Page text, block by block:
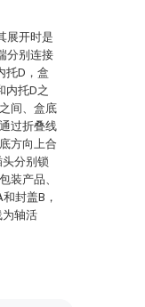
展开时是
分别连接
托D，盒
内托D之
间、盒底
过折叠线
方向上合
分别锁
装产品、
封盖B，
为轴活